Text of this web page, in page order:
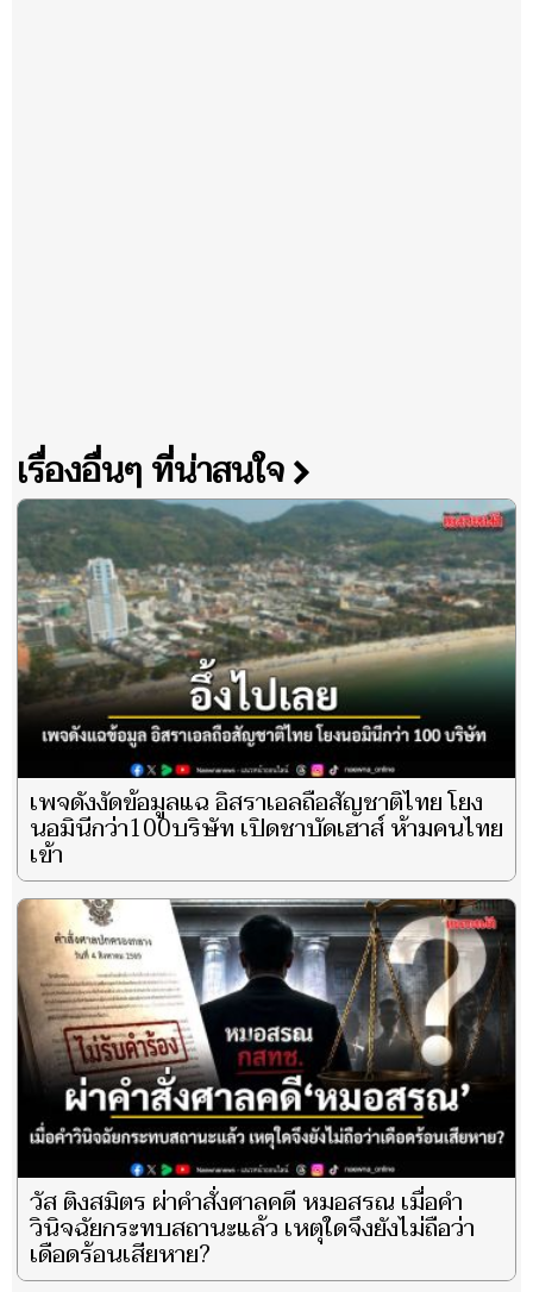
เรื่องอื่นๆ ที่น่าสนใจ
เพจดังงัดข้อมูลแฉ อิสราเอลถือสัญชาติไทย โยง
นอมินีกว่า100บริษัท เปิดชาบัดเฮาส์ ห้ามคนไทย
เข้า
วัส ติงสมิตร ผ่าคำสั่งศาลคดี หมอสรณ เมื่อคำ
วินิจฉัยกระทบสถานะแล้ว เหตุใดจึงยังไม่ถือว่า
เดือดร้อนเสียหาย?